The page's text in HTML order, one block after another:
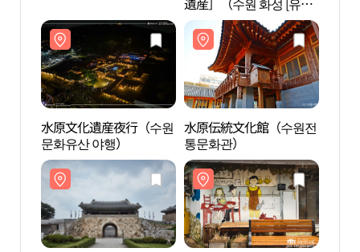
스코 세계유산]）
水原文化遺産夜行（수원
문화유산 야행）
水原伝統文化館（수원전
통문화관）